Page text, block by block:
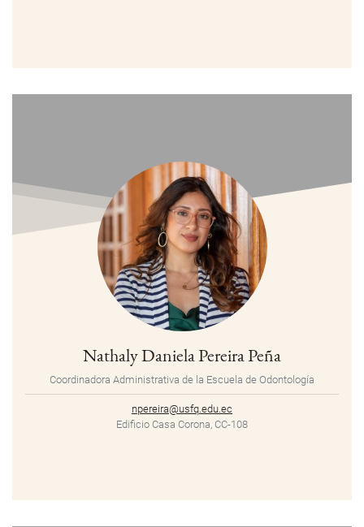
Nathaly Daniela Pereira Peña
Coordinadora Administrativa de la Escuela de Odontología
npereira@usfq.edu.ec
Edificio Casa Corona, CC-108